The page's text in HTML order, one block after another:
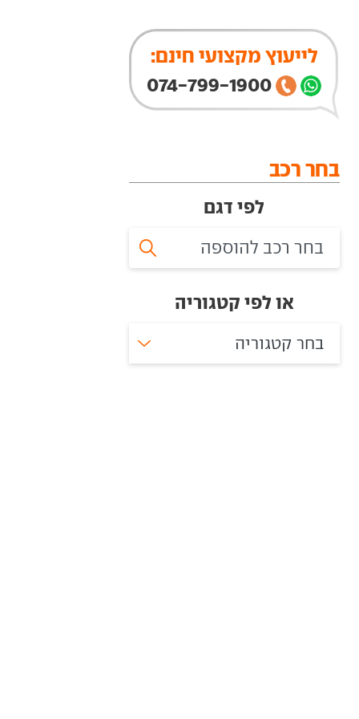
לייעוץ מקצועי חינם:
074-799-1900
בחר רכב
לפי דגם
או לפי קטגוריה
בחר קטגוריה